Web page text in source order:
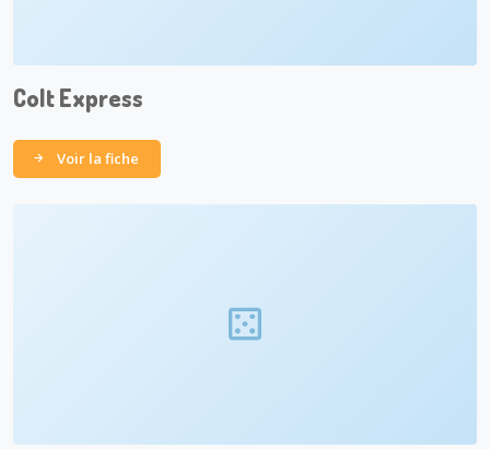
Colt Express
Voir la fiche